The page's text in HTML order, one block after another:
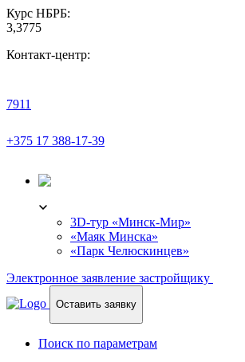
Курс НБРБ:
3,3775
Контакт-центр:
7911
+375 17 388-17-39
3D-тур «Минск-Мир»
«Маяк Минска»
«Парк Челюскинцев»
Электронное заявление застройщику
Оставить заявку
Поиск по параметрам